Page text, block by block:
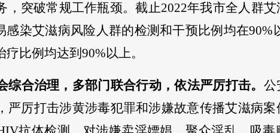
， 突破常规工作瓶颈。截止2022年我市全人群
感染艾滋病风险人群的检测和干预比例均在90%
疗比例均达到 90%以上。
综合治理，多部门联合行动，依法严厉打击。 公
严厉打击涉黄涉毒犯罪和涉嫌故意传播艾滋病案